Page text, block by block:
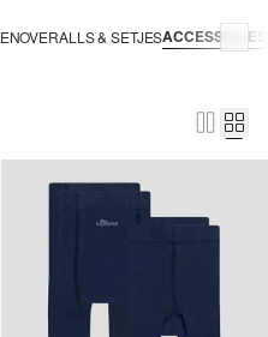
OVERALLS & SETJESACCESSOIRES